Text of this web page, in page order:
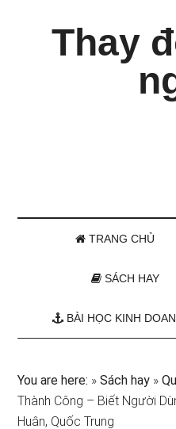
Thay
TRANG CHỦ
SÁCH HAY
BÀI HỌC KINH
You are here: »Sách hay »
Thành Công – Biết Người
Huân, Quốc Trung